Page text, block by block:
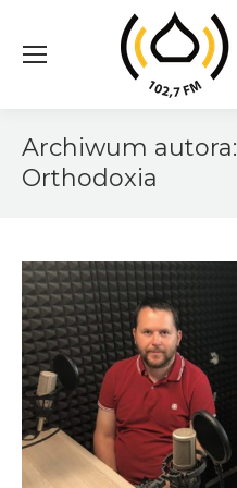
Archiwum autora:
Orthodoxia